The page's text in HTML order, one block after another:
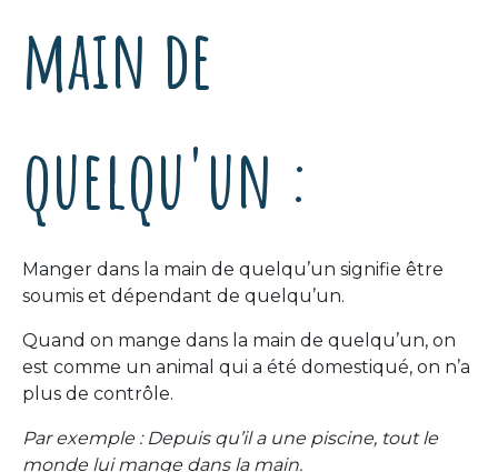
main de
quelqu'un :
Manger dans la main de quelqu’un signifie être
soumis et dépendant de quelqu’un.
Quand on mange dans la main de quelqu’un, on
est comme un animal qui a été domestiqué, on n’a
plus de contrôle.
Par exemple : Depuis qu’il a une piscine, tout le
monde lui mange dans la main.